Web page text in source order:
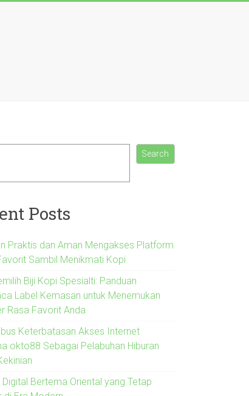
Search
Posts
Praktis dan Aman Mengakses Platform
Sambil Menikmati Kopi
Biji Kopi Spesialti: Panduan
Label Kemasan untuk Menemukan
Rasa Favorit Anda
Keterbatasan Akses Internet
okto88 Sebagai Pelabuhan Hiburan
Digital Bertema Oriental yang Tetap